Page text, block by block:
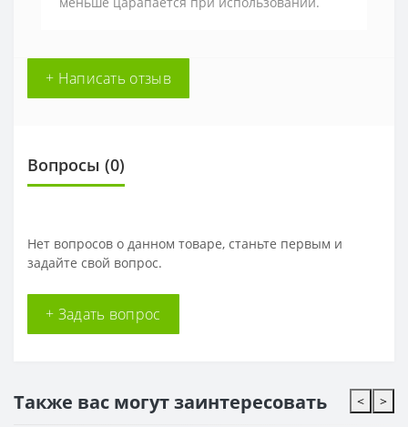
+ Написать отзыв
Вопросы (0)
Нет вопросов о данном товаре, станьте первым и
задайте свой вопрос.
+ Задать вопрос
Также вас могут заинтересовать < >